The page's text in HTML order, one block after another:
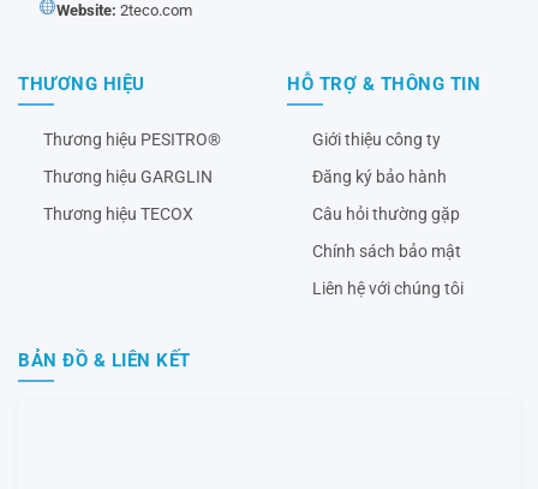
Website: 2teco.com
THƯƠNG HIỆU
Thương hiệu PESITRO®
Thương hiệu GARGLIN
Thương hiệu TECOX
HỖ TRỢ & THÔNG TIN
Giới thiệu công ty
Đăng ký bảo hành
Câu hỏi thường gặp
Chính sách bảo mật
Liên hệ với chúng tôi
BẢN ĐỒ & LIÊN KẾT